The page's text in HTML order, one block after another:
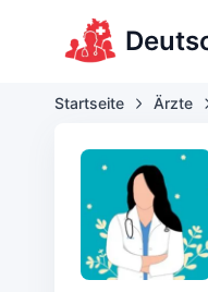
Startseite Ärzte